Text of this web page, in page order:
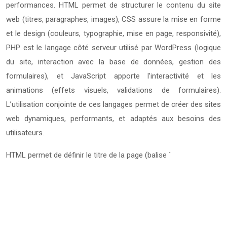
performances. HTML permet de structurer le contenu du site
web (titres, paragraphes, images), CSS assure la mise en forme
et le design (couleurs, typographie, mise en page, responsivité),
PHP est le langage côté serveur utilisé par WordPress (logique
du site, interaction avec la base de données, gestion des
formulaires), et JavaScript apporte l’interactivité et les
animations (effets visuels, validations de formulaires).
L’utilisation conjointe de ces langages permet de créer des sites
web dynamiques, performants, et adaptés aux besoins des
utilisateurs.
HTML permet de définir le titre de la page (balise `